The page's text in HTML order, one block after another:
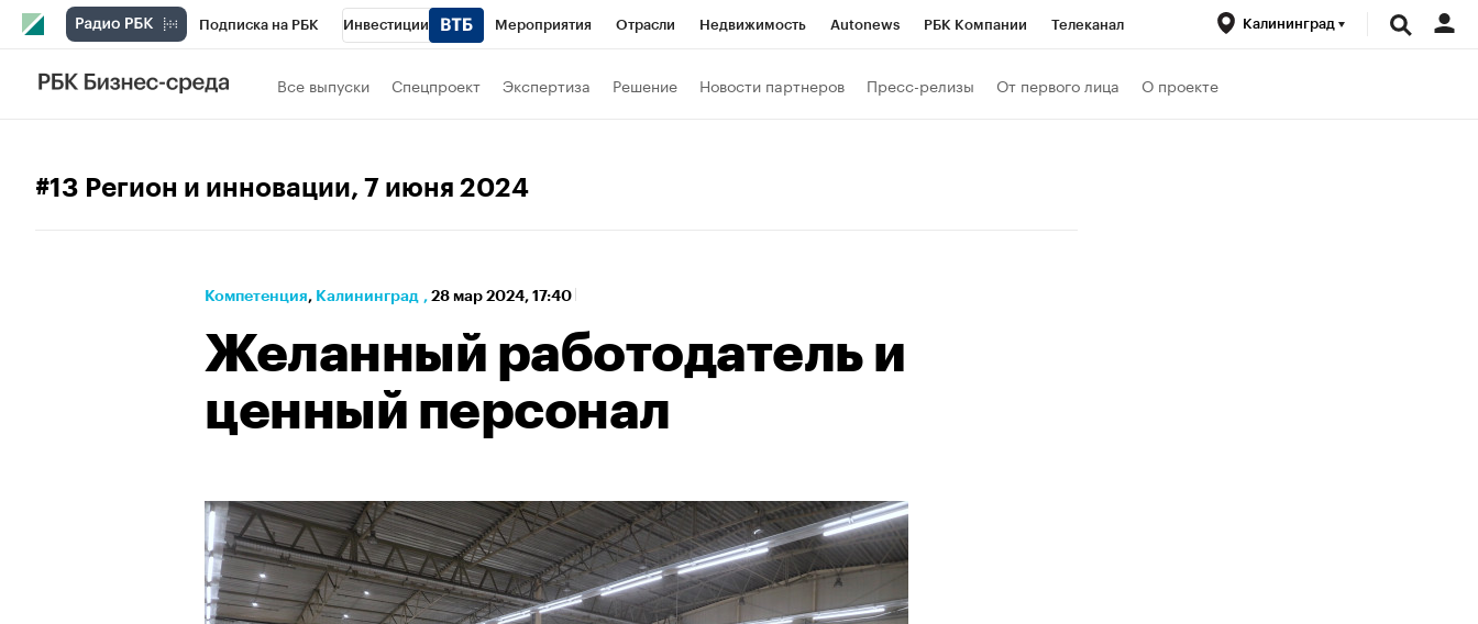
Подписка на РБК Инвестиции Мероприятия Отрасли Недвижимость Autonews РБК Компании Телеканал
РБК Вино
Калининград
Все выпуски Спецпроект Экспертиза Решение Новости партнеров Пресс-релизы От первого лица О проекте
#13 Регион и инновации, 7 июня 2024
Компетенция⁠, Калининград , 28 мар 2024, 17:40
Желанный работодатель и
ценный персонал